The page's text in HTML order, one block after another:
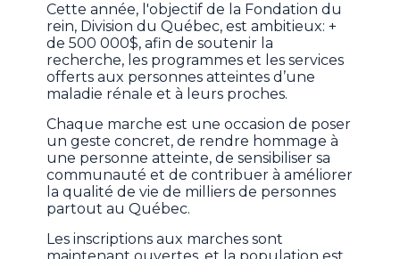
Cette année, l'objectif de la Fondation du
rein, Division du Québec, est ambitieux: +
de 500 000$, afin de soutenir la
recherche, les programmes et les services
offerts aux personnes atteintes d’une
maladie rénale et à leurs proches.
Chaque marche est une occasion de poser
un geste concret, de rendre hommage à
une personne atteinte, de sensibiliser sa
communauté et de contribuer à améliorer
la qualité de vie de milliers de personnes
partout au Québec.
Les inscriptions aux marches sont